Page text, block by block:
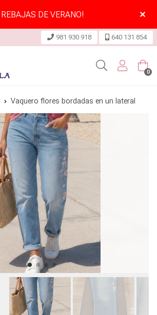
REBAJAS DE VERANO!
981 930 918 640 131 854
Buscar 0
Vaquero flores bordadas en un lateral